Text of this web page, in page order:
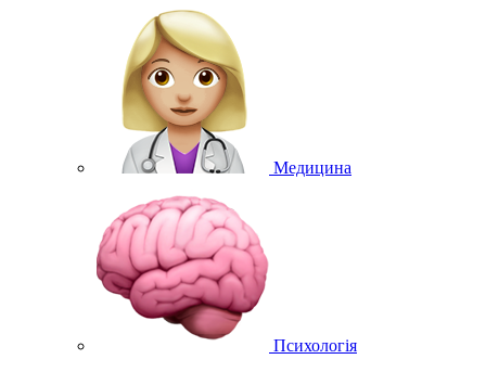
Медицина
Психологія